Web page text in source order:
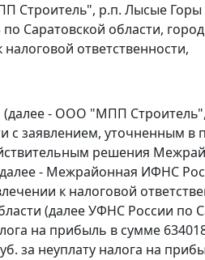
Строитель", р.п. Лысые Горы
Саратовской области,
ответственности,
- ООО "МПП
с заявлением, уточненным в
решения
- Межрайонная ИФНС
к налоговой
(далее УФНС России по
на прибыль в сумме
за неуплату налога на